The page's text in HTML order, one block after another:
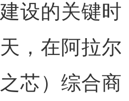
设的关键时
，在阿拉尔
芯）综合商